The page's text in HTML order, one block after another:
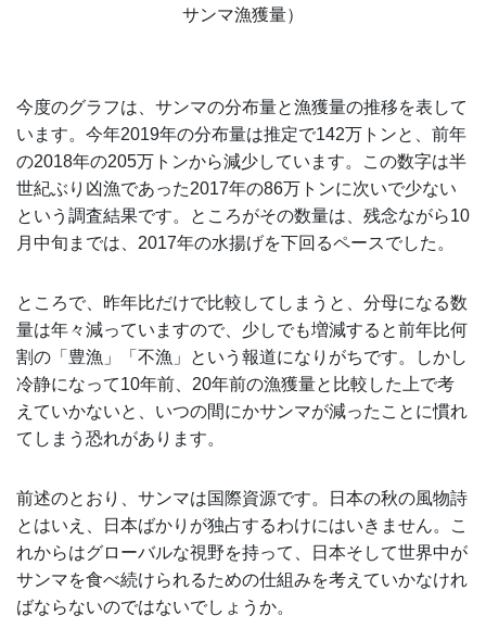
サンマ漁獲量）
今度のグラフは、サンマの分布量と漁獲量の推移を表して
います。今年2019年の分布量は推定で142万トンと、前年
の2018年の205万トンから減少しています。この数字は半
世紀ぶり凶漁であった2017年の86万トンに次いで少ない
という調査結果です。ところがその数量は、残念ながら10
月中旬までは、2017年の水揚げを下回るペースでした。
ところで、昨年比だけで比較してしまうと、分母になる数
量は年々減っていますので、少しでも増減すると前年比何
割の「豊漁」「不漁」という報道になりがちです。しかし
冷静になって10年前、20年前の漁獲量と比較した上で考
えていかないと、いつの間にかサンマが減ったことに慣れ
てしまう恐れがあります。
前述のとおり、サンマは国際資源です。日本の秋の風物詩
とはいえ、日本ばかりが独占するわけにはいきません。こ
れからはグローバルな視野を持って、日本そして世界中が
サンマを食べ続けられるための仕組みを考えていかなけれ
ばならないのではないでしょうか。